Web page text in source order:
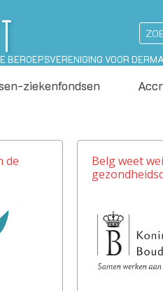
BEROEPSVERENIGING VOOR
ziekenfondsen
Belg weet